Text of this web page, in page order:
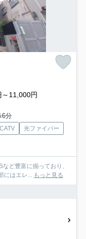
11,000円
6分
CATV
光ファイバー
ど豊富に揃っており、
にはエレ... もっと見る